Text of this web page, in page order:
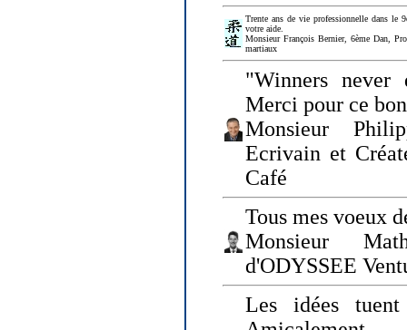
Trente ans de vie professionnelle dans le
votre aide.
Monsieur François Bernier, 6ème Dan,
martiaux
"Winners
Merci pour ce
Monsieur
Ecrivain et
Café
Tous mes voeux
Monsieur
d'ODYSSEE
Les idées